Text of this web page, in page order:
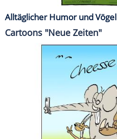
Alltäglicher Humor und Vögel
Cartoons "Neue Zeiten"